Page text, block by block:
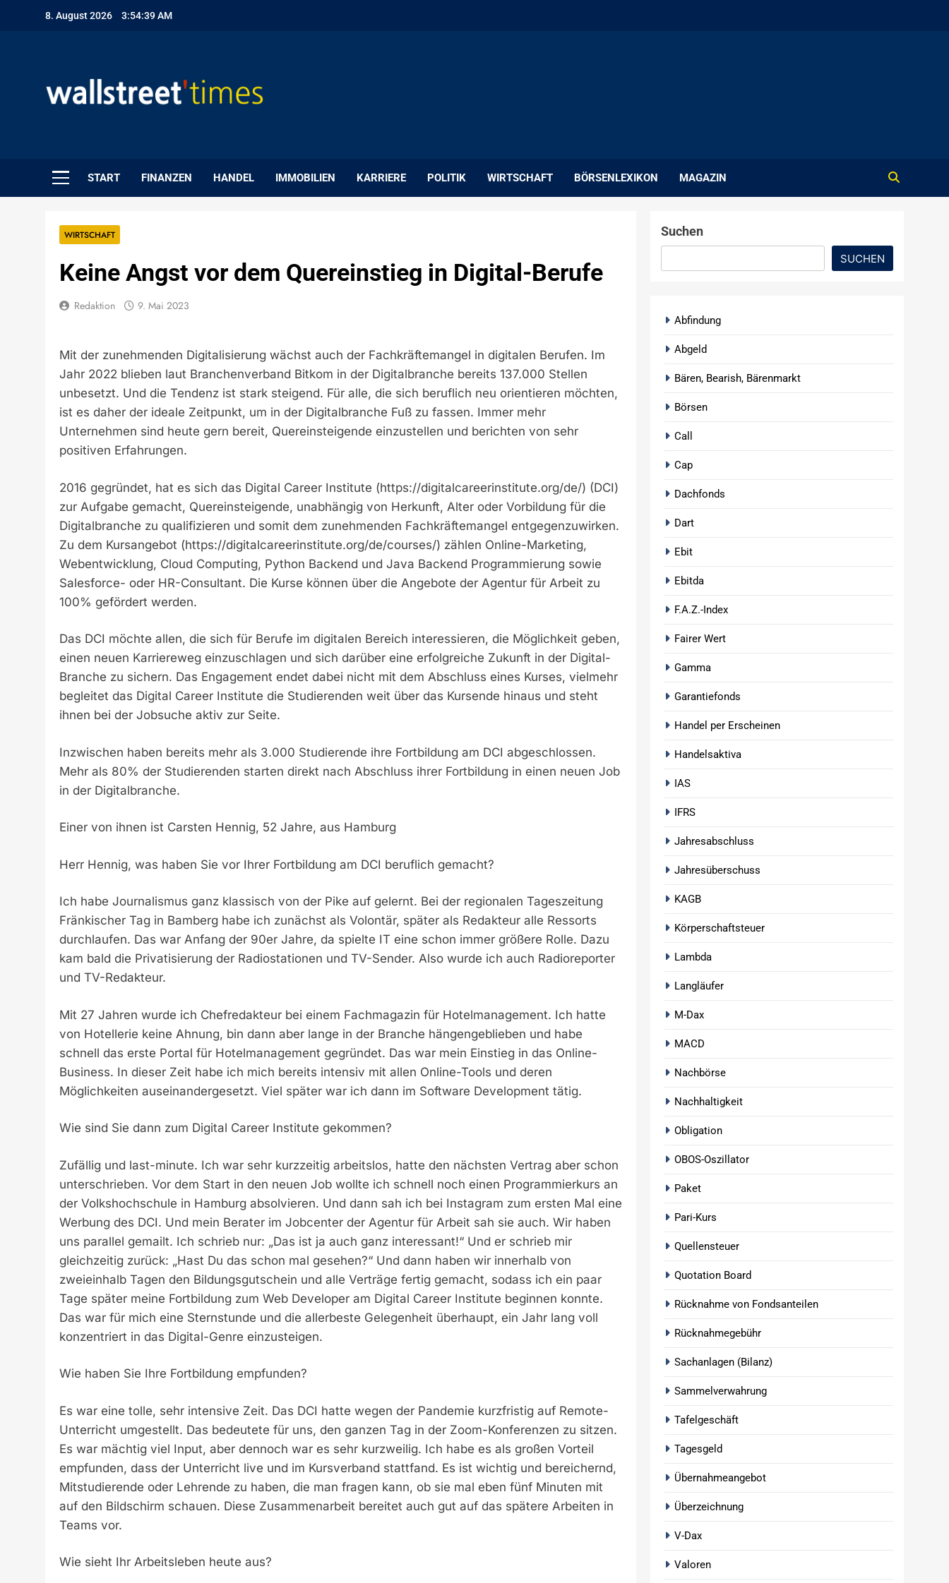
8. August 2026 3:54:40 AM
START FINANZEN HANDEL IMMOBILIEN KARRIERE POLITIK WIRTSCHAFT BÖRSENLEXIKON MAGAZIN
WIRTSCHAFT
Keine Angst vor dem Quereinstieg in Digital-Berufe
Redaktion 9. Mai 2023
Mit der zunehmenden Digitalisierung wächst auch der Fachkräftemangel in digitalen Berufen. Im
Jahr 2022 blieben laut Branchenverband Bitkom in der Digitalbranche bereits 137.000 Stellen
unbesetzt. Und die Tendenz ist stark steigend. Für alle, die sich beruflich neu orientieren möchten,
ist es daher der ideale Zeitpunkt, um in der Digitalbranche Fuß zu fassen. Immer mehr
Unternehmen sind heute gern bereit, Quereinsteigende einzustellen und berichten von sehr
positiven Erfahrungen.
2016 gegründet, hat es sich das Digital Career Institute (https://digitalcareerinstitute.org/de/) (DCI)
zur Aufgabe gemacht, Quereinsteigende, unabhängig von Herkunft, Alter oder Vorbildung für die
Digitalbranche zu qualifizieren und somit dem zunehmenden Fachkräftemangel entgegenzuwirken.
Zu dem Kursangebot (https://digitalcareerinstitute.org/de/courses/) zählen Online-Marketing,
Webentwicklung, Cloud Computing, Python Backend und Java Backend Programmierung sowie
Salesforce- oder HR-Consultant. Die Kurse können über die Angebote der Agentur für Arbeit zu
100% gefördert werden.
Das DCI möchte allen, die sich für Berufe im digitalen Bereich interessieren, die Möglichkeit geben,
einen neuen Karriereweg einzuschlagen und sich darüber eine erfolgreiche Zukunft in der Digital-
Branche zu sichern. Das Engagement endet dabei nicht mit dem Abschluss eines Kurses, vielmehr
begleitet das Digital Career Institute die Studierenden weit über das Kursende hinaus und steht
ihnen bei der Jobsuche aktiv zur Seite.
Inzwischen haben bereits mehr als 3.000 Studierende ihre Fortbildung am DCI abgeschlossen.
Mehr als 80% der Studierenden starten direkt nach Abschluss ihrer Fortbildung in einen neuen Job
in der Digitalbranche.
Einer von ihnen ist Carsten Hennig, 52 Jahre, aus Hamburg
Herr Hennig, was haben Sie vor Ihrer Fortbildung am DCI beruflich gemacht?
Ich habe Journalismus ganz klassisch von der Pike auf gelernt. Bei der regionalen Tageszeitung
Fränkischer Tag in Bamberg habe ich zunächst als Volontär, später als Redakteur alle Ressorts
durchlaufen. Das war Anfang der 90er Jahre, da spielte IT eine schon immer größere Rolle. Dazu
kam bald die Privatisierung der Radiostationen und TV-Sender. Also wurde ich auch Radioreporter
und TV-Redakteur.
Mit 27 Jahren wurde ich Chefredakteur bei einem Fachmagazin für Hotelmanagement. Ich hatte
von Hotellerie keine Ahnung, bin dann aber lange in der Branche hängengeblieben und habe
schnell das erste Portal für Hotelmanagement gegründet. Das war mein Einstieg in das Online-
Business. In dieser Zeit habe ich mich bereits intensiv mit allen Online-Tools und deren
Möglichkeiten auseinandergesetzt. Viel später war ich dann im Software Development tätig.
Wie sind Sie dann zum Digital Career Institute gekommen?
Zufällig und last-minute. Ich war sehr kurzzeitig arbeitslos, hatte den nächsten Vertrag aber schon
unterschrieben. Vor dem Start in den neuen Job wollte ich schnell noch einen Programmierkurs an
der Volkshochschule in Hamburg absolvieren. Und dann sah ich bei Instagram zum ersten Mal eine
Werbung des DCI. Und mein Berater im Jobcenter der Agentur für Arbeit sah sie auch. Wir haben
uns parallel gemailt. Ich schrieb nur: „Das ist ja auch ganz interessant!“ Und er schrieb mir
gleichzeitig zurück: „Hast Du das schon mal gesehen?“ Und dann haben wir innerhalb von
zweieinhalb Tagen den Bildungsgutschein und alle Verträge fertig gemacht, sodass ich ein paar
Tage später meine Fortbildung zum Web Developer am Digital Career Institute beginnen konnte.
Das war für mich eine Sternstunde und die allerbeste Gelegenheit überhaupt, ein Jahr lang voll
konzentriert in das Digital-Genre einzusteigen.
Wie haben Sie Ihre Fortbildung empfunden?
Es war eine tolle, sehr intensive Zeit. Das DCI hatte wegen der Pandemie kurzfristig auf Remote-
Unterricht umgestellt. Das bedeutete für uns, den ganzen Tag in der Zoom-Konferenzen zu sitzen.
Es war mächtig viel Input, aber dennoch war es sehr kurzweilig. Ich habe es als großen Vorteil
empfunden, dass der Unterricht live und im Kursverband stattfand. Es ist wichtig und bereichernd,
Mitstudierende oder Lehrende zu haben, die man fragen kann, ob sie mal eben fünf Minuten mit
auf den Bildschirm schauen. Diese Zusammenarbeit bereitet auch gut auf das spätere Arbeiten in
Teams vor.
Wie sieht Ihr Arbeitsleben heute aus?
Suchen
SUCHEN
Abfindung
Abgeld
Bären, Bearish, Bärenmarkt
Börsen
Call
Cap
Dachfonds
Dart
Ebit
Ebitda
F.A.Z.-Index
Fairer Wert
Gamma
Garantiefonds
Handel per Erscheinen
Handelsaktiva
IAS
IFRS
Jahresabschluss
Jahresüberschuss
KAGB
Körperschaftsteuer
Lambda
Langläufer
M-Dax
MACD
Nachbörse
Nachhaltigkeit
Obligation
OBOS-Oszillator
Paket
Pari-Kurs
Quellensteuer
Quotation Board
Rücknahme von Fondsanteilen
Rücknahmegebühr
Sachanlagen (Bilanz)
Sammelverwahrung
Tafelgeschäft
Tagesgeld
Übernahmeangebot
Überzeichnung
V-Dax
Valoren